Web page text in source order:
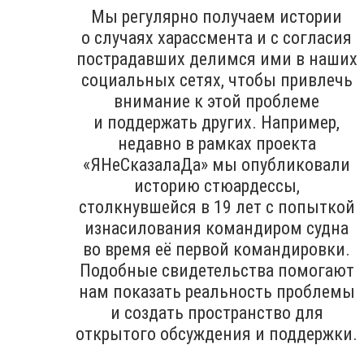
Мы регулярно получаем истории
о случаях харассмента и с согласия
пострадавших делимся ими в наших
социальных сетях, чтобы привлечь
внимание к этой проблеме
и поддержать других. Например,
недавно в рамках проекта
«ЯНеСказалаДа» мы опубликовали
историю стюардессы,
столкнувшейся в 19 лет с попыткой
изнасилования командиром судна
во время её первой командировки.
Подобные свидетельства помогают
нам показать реальность проблемы
и создать пространство для
открытого обсуждения и поддержки.